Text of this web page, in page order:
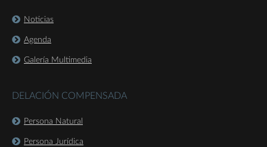
Noticias
Agenda
Galería Multimedia
DELACIÓN COMPENSADA
Persona Natural
Persona Jurídica